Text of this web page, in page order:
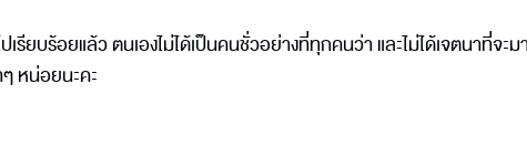
ยบร้อยแล้ว ตนเองไม่ได้เป็นคนชั่วอย่างที่ทุกคนว่า และไม่ได้เจตนาที่จะม
หน่อยนะคะ